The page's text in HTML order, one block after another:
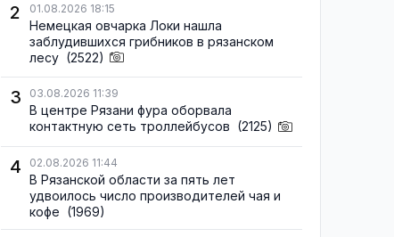
2 01.08.2026 18:15
Немецкая овчарка Локи нашла
заблудившихся грибников в рязанском
лесу (2522)
3 03.08.2026 11:39
В центре Рязани фура оборвала
контактную сеть троллейбусов (2125)
4 02.08.2026 11:44
В Рязанской области за пять лет
удвоилось число производителей чая и
кофе (1969)